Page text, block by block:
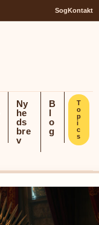
SogKontakt
Ny
he
ds
bre
v
B
l
o
g
T
o
p
i
c
s